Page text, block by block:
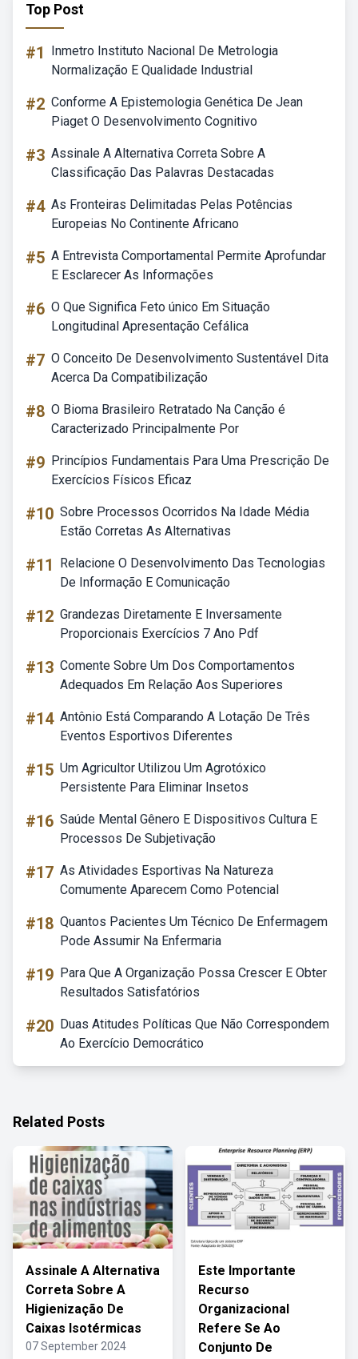
Top Post
#1
Inmetro Instituto Nacional De Metrologia
Normalização E Qualidade Industrial
#2 Conforme A Epistemologia Genética De Jean
Piaget O Desenvolvimento Cognitivo
#3 Assinale A Alternativa Correta Sobre A
Classificação Das Palavras Destacadas
#4 As Fronteiras Delimitadas Pelas Potências
Europeias No Continente Africano
#5 A Entrevista Comportamental Permite Aprofundar
E Esclarecer As Informações
#6 O Que Significa Feto único Em Situação
Longitudinal Apresentação Cefálica
#7 O Conceito De Desenvolvimento Sustentável Dita
Acerca Da Compatibilização
#8 O Bioma Brasileiro Retratado Na Canção é
Caracterizado Principalmente Por
#9 Princípios Fundamentais Para Uma Prescrição De
Exercícios Físicos Eficaz
#10 Sobre Processos Ocorridos Na Idade Média
Estão Corretas As Alternativas
#11
Relacione O Desenvolvimento Das Tecnologias
De Informação E Comunicação
#12 Grandezas Diretamente E Inversamente
Proporcionais Exercícios 7 Ano Pdf
#13 Comente Sobre Um Dos Comportamentos
Adequados Em Relação Aos Superiores
#14 Antônio Está Comparando A Lotação De Três
Eventos Esportivos Diferentes
#15 Um Agricultor Utilizou Um Agrotóxico
Persistente Para Eliminar Insetos
#16 Saúde Mental Gênero E Dispositivos Cultura E
Processos De Subjetivação
#17 As Atividades Esportivas Na Natureza
Comumente Aparecem Como Potencial
#18 Quantos Pacientes Um Técnico De Enfermagem
Pode Assumir Na Enfermaria
#19 Para Que A Organização Possa Crescer E Obter
Resultados Satisfatórios
#20 Duas Atitudes Políticas Que Não Correspondem
Ao Exercício Democrático
Related Posts
Assinale A Alternativa
Correta Sobre A
Higienização De
Caixas Isotérmicas
07 September 2024
Este Importante
Recurso
Organizacional
Refere Se Ao
Conjunto De